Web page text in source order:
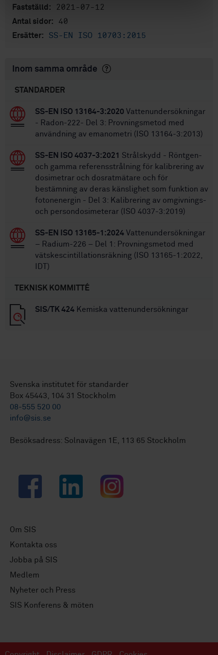
Fastställd: 2021-07-12
Antal sidor: 40
Ersätter: SS-EN ISO 10703:2015
Inom samma område
STANDARDER
SS-EN ISO 13164-3:2020 Vattenundersökningar
- Radon-222- Del 3: Provningsmetod med
användning av emanometri (ISO 13164-3:2013)
SS-EN ISO 4037-3:2021
Strålskydd - Röntgen-
och gamma referensstrålning för kalibrering av
dosimetrar och dosratmätare och för
bestämning av deras känslighet som funktion av
fotonenergin - Del 3: Kalibrering av omgivnings-
och persondosimeterar (ISO 4037-3:2019)
SS-EN ISO 13165-1:2024 Vattenundersökningar
– Radium-226 – Del 1: Provningsmetod med
vätskescintillationsräkning (ISO 13165-1:2022,
IDT)
TEKNISK KOMMITTÉ
SIS/TK 424 Kemiska vattenundersökningar
Svenska institutet för standarder
Box 45443, 104 31 Stockholm
08-555 520 00
info@sis.se
Besöksadress: Solnavägen 1E, 113 65 Stockholm
Facebook LinkedIn Instagram
Om SIS
Kontakta oss
Jobba på SIS
Medlem
Nyheter och Press
SIS Konferens & möten